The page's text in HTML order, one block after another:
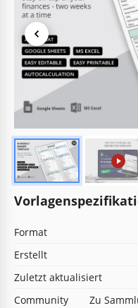
Format
Erstellt
Zuletzt aktualisiert
Community
Zu